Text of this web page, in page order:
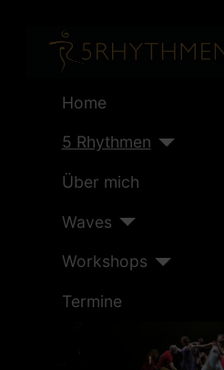
Home
5 Rhythmen
Über mich
Waves
Workshops
Termine